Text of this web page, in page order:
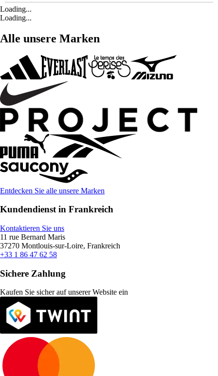
Loading...
Loading...
Alle unsere Marken
Entdecken Sie alle unsere Marken
Kundendienst in Frankreich
Kontaktieren Sie uns
11 rue Bernard Maris
37270 Montlouis-sur-Loire, Frankreich
+33 1 86 47 62 58
Sichere Zahlung
Kaufen Sie sicher auf unserer Website ein